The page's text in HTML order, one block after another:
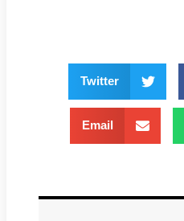
Twitter
Email